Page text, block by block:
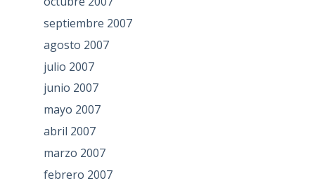
septiembre 2007
agosto 2007
julio 2007
junio 2007
mayo 2007
abril 2007
marzo 2007
febrero 2007